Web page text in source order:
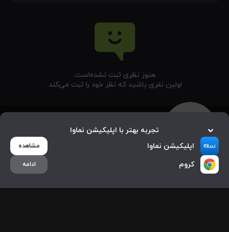
هنوز نظری ثبت نشده‌‌است.
اولین نفری باشید که نظر خود را ثبت می‌کند.
تجربه بهتر با اپلیکیشن نماوا
اپلیکیشن نماوا
مشاهده
کروم ادامه